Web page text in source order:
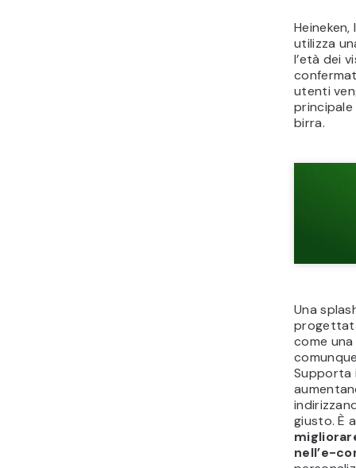
utilizza
l’età dei
utenti
birra.
Una
come
Supporta
giusto. È
nell’e-